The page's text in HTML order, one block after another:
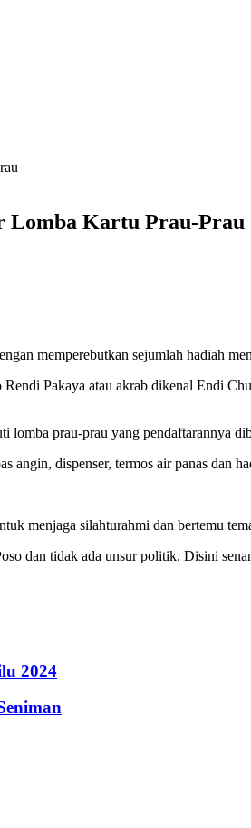
Lomba Kartu Prau-Prau
memperebutkan sejumlah hadiah
Pakaya atau akrab dikenal Endi
lomba prau-prau yang pendaftarannya
angin, dispenser, termos air panas dan
menjaga silahturahmi dan bertemu
dan tidak ada unsur politik. Disini
2024